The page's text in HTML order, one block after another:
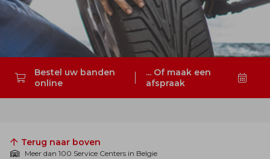
Bestel uw banden
online
... Of maak een
afspraak
Inch *
Terug naar boven
Meer dan 100 Service Centers in Belgie